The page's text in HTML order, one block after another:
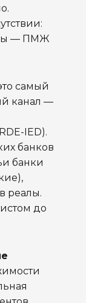
— ПМЖ
самый
канал —
IED).
банков
банки
реалы.
до